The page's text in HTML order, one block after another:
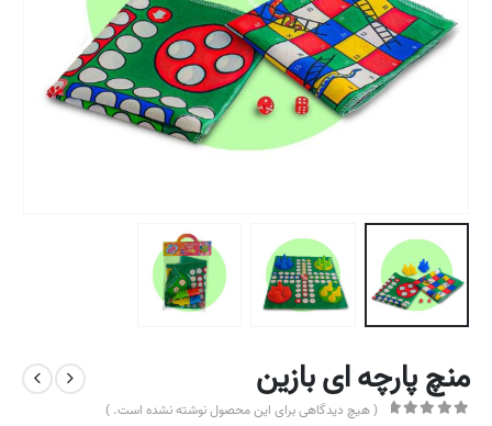
منچ پارچه ای بازین
( هیچ دیدگاهی برای این محصول نوشته نشده است. )